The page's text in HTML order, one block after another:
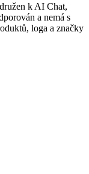
k AI Chat,
a nemá s
loga a značky